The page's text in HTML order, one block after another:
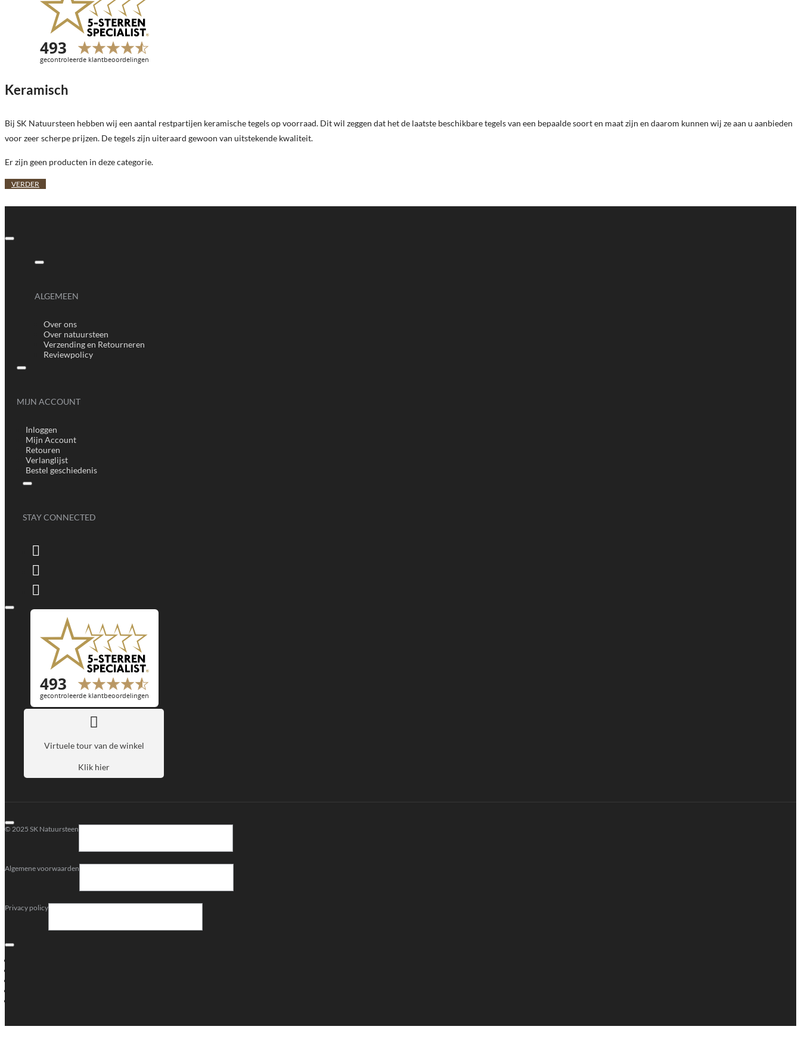
Keramisch
Bij SK Natuursteen hebben wij een aantal restpartijen keramische tegels op voorraad. Dit wil zeggen dat het de laatste beschikbare tegels van een bepaalde soort en maat zijn en daarom kunnen wij ze aan u aanbieden
voor zeer scherpe prijzen. De tegels zijn uiteraard gewoon van uitstekende kwaliteit.
Er zijn geen producten in deze categorie.
VERDER
ALGEMEEN
Over ons
Over natuursteen
Verzending en Retourneren
Reviewpolicy
MIJN ACCOUNT
Inloggen
Mijn Account
Retouren
Verlanglijst
Bestel geschiedenis
STAY CONNECTED
Virtuele tour van de winkel
Klik hier
© 2025 SK Natuursteen
Algemene voorwaarden
Privacy policy